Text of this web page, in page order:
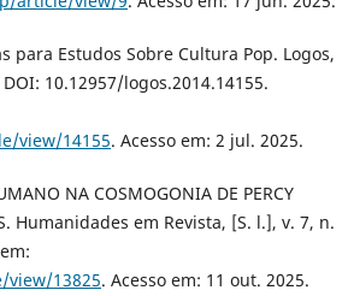
para Estudos Sobre Cultura Pop. Logos,
10.12957/logos.2014.14155.
view/14155. Acesso em: 2 jul. 2025.
NA COSMOGONIA DE PERCY
Humanidades em Revista, [S. l.], v. 7, n.
13825. Acesso em: 11 out. 2025.